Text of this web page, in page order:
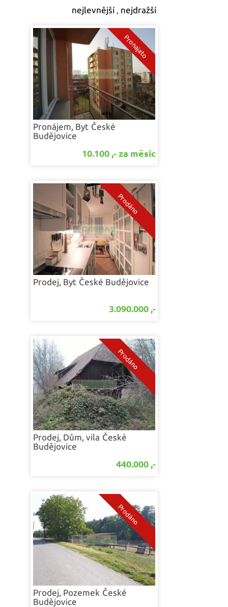
nejlevnější , nejdražší
Pronájem, Byt České
Budějovice
10.100 ,- za měsíc
Prodej, Byt České Budějovice
3.090.000 ,-
Prodej, Dům, vila České
Budějovice
440.000 ,-
Prodej, Pozemek České
Budějovice